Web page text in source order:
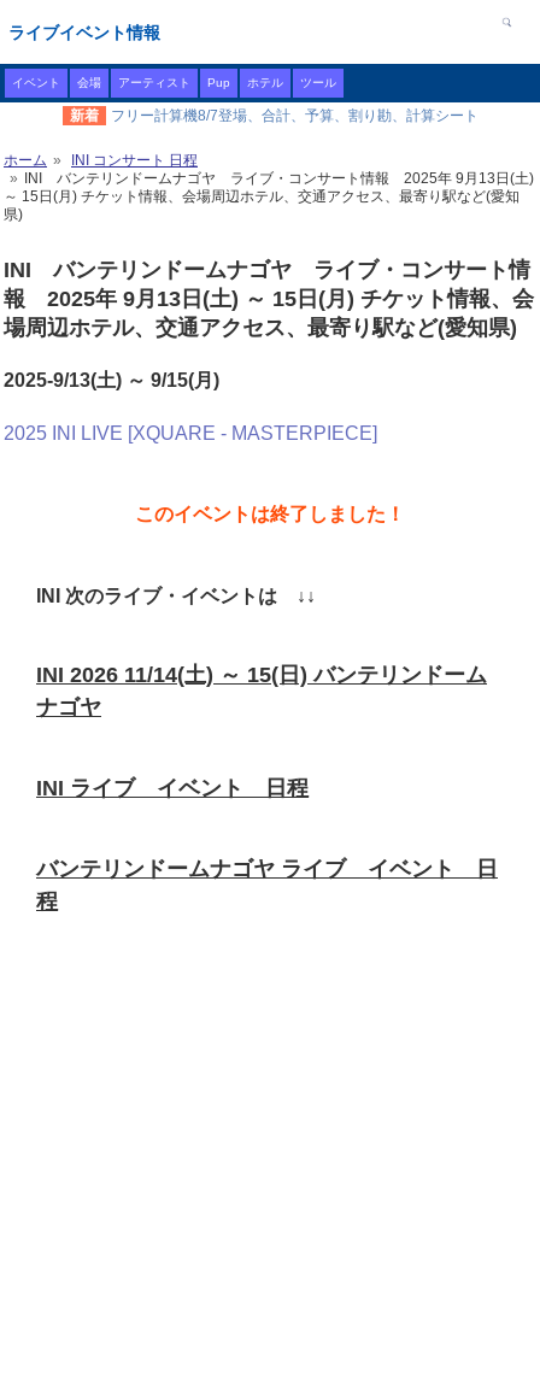
ライブイベント情報
イベント 会場 アーティスト Pup ホテル ツール
新着 フリー計算機8/7登場、合計、予算、割り勘、計算シート
ホーム
INI コンサート 日程
INI バンテリンドームナゴヤ ライブ・コンサート情報 2025年 9月13日(土)
～ 15日(月) チケット情報、会場周辺ホテル、交通アクセス、最寄り駅など(愛知
県)
INI バンテリンドームナゴヤ ライブ・コンサート情
報 2025年 9月13日(土) ～ 15日(月) チケット情報、会
場周辺ホテル、交通アクセス、最寄り駅など(愛知県)
2025-9/13(土) ～ 9/15(月)
2025 INI LIVE [XQUARE - MASTERPIECE]
このイベントは終了しました！
INI 次のライブ・イベントは ↓↓
INI 2026 11/14(土) ～ 15(日) バンテリンドーム
ナゴヤ
INI ライブ イベント 日程
バンテリンドームナゴヤ ライブ イベント 日
程